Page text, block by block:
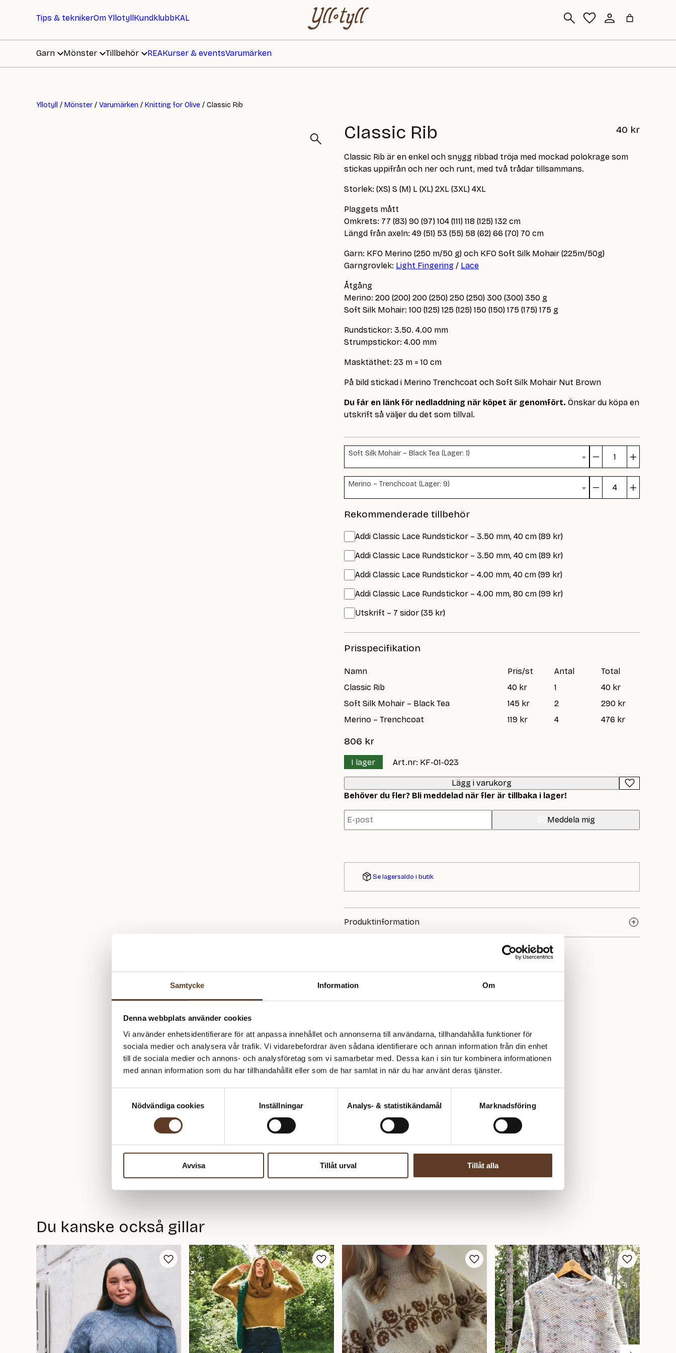
Samtycke Information Om
Denna webbplats använder cookies
Vi använder enhetsidentifierare för att anpassa innehållet och annonserna till användarna, tillhandahålla funktioner för
sociala medier och analysera vår trafik. Vi vidarebefordrar även sådana identifierare och annan information från din enhet
till de sociala medier och annons- och analysföretag som vi samarbetar med. Dessa kan i sin tur kombinera informationen
med annan information som du har tillhandahållit eller som de har samlat in när du har använt deras tjänster.
Nödvändiga cookies
Inställningar Analys- & statistikändamål Marknadsföring
Avvisa Tillåt urval Tillåt alla
Tips & teknikerOm Yllotyll KundklubbKAL
Garn
Mönster Tillbehör REAKurser & eventsVarumärken
Yllotyll / Mönster/ Varumärken / Knitting for Olive / Classic Rib
Classic Rib 40 kr
Classic Rib är en enkel och snygg ribbad tröja med mockad polokrage som
stickas uppifrån och ner och runt, med två trådar tillsammans.
Storlek: (XS) S (M) L (XL) 2XL (3XL) 4XL
Plaggets mått
Omkrets: 77 (83) 90 (97) 104 (111) 118 (125) 132 cm
Längd från axeln: 49 (51) 53 (55) 58 (62) 66 (70) 70 cm
Garn: KFO Merino (250 m/50 g) och KFO Soft Silk Mohair (225m/50g)
Garngrovlek: Light Fingering / Lace
Åtgång
Merino: 200 (200) 200 (250) 250 (250) 300 (300) 350 g
Soft Silk Mohair: 100 (125) 125 (125) 150 (150) 175 (175) 175 g
Rundstickor: 3.50. 4.00 mm
Strumpstickor: 4.00 mm
Masktäthet: 23 m = 10 cm
På bild stickad i Merino Trenchcoat och Soft Silk Mohair Nut Brown
Du får en länk för nedladdning när köpet är genomfört. Önskar du köpa en
utskrift så väljer du det som tillval.
Soft Silk Mohair – Black Tea (Lager: 1)
Rib
Merino – Trenchcoat (Lager: 9)
Rekommenderade tillbehör
Addi Classic Lace Rundstickor – 3.50 mm, 40 cm (89 kr)
Addi Classic Lace Rundstickor – 3.50 mm, 40 cm (89 kr)
Addi Classic Lace Rundstickor – 4.00 mm, 40 cm (99 kr)
Addi Classic Lace Rundstickor – 4.00 mm, 80 cm (99 kr)
Utskrift – 7 sidor (35 kr)
Prisspecifikation
Namn Pris/st Antal
Total
Classic Rib
40 kr 1
40 kr
Soft Silk Mohair – Black Tea
145 kr 2
290 kr
Merino – Trenchcoat
119 kr 4 476 kr
806 kr
I lager Art.nr: KF-01-023
Lägg i varukorg
Behöver du fler? Bli meddelad när fler är tillbaka i lager!
Meddela mig
Se lagersaldo i butik
Produktinformation
23 m = 10 cm
Du kanske också gillar